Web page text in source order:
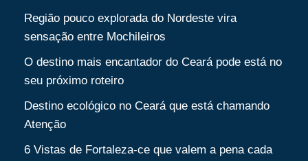
Região pouco explorada do Nordeste vira
sensação entre Mochileiros
O destino mais encantador do Ceará pode está no
seu próximo roteiro
Destino ecológico no Ceará que está chamando
Atenção
6 Vistas de Fortaleza-ce que valem a pena cada